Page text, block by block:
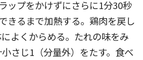
ップをかけずにさらに1分30秒
きるまで加熱する。鶏肉を戻し
よくからめる。たれの味をみ
さじ1（分量外）をたす。食べ